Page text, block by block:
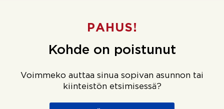
PAHUS!
Kohde on poistunut
Voimmeko auttaa sinua sopivan asunnon tai
kiinteistön etsimisessä?